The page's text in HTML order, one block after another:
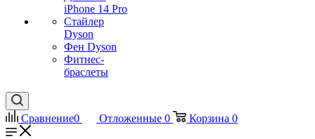
iPhone 14 Pro
Стайлер
Dyson
Фен Dyson
Фитнес-
браслеты
Сравнение0 Отложенные 0 Корзина 0